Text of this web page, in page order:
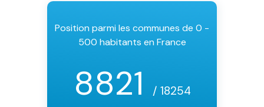
Position parmi les communes de 0 -
500 habitants en France
8821 / 18254